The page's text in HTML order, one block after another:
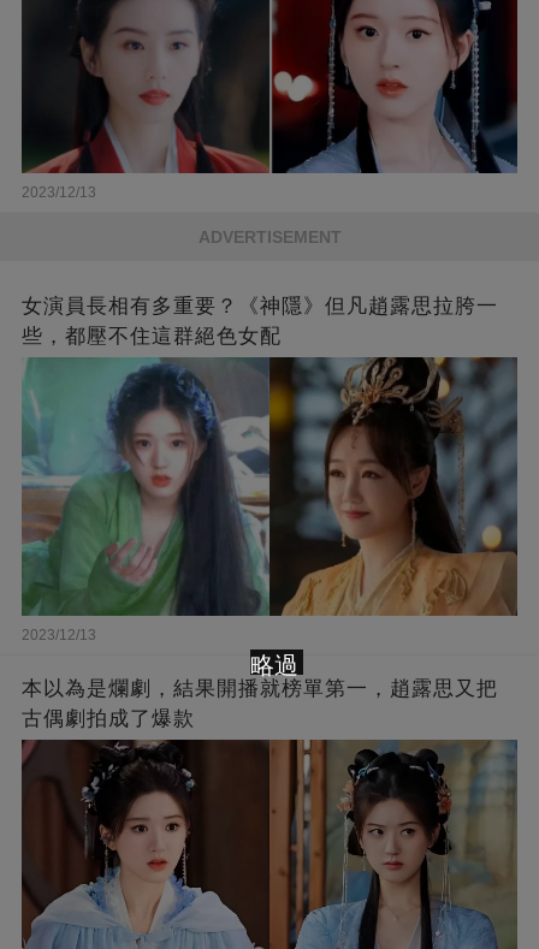
2023/12/13
ADVERTISEMENT
女演員長相有多重要？《神隱》但凡趙露思拉胯一
些，都壓不住這群絕色女配
2023/12/13
本以為是爛劇，結果開播就榜單第一，趙露思又把
古偶劇拍成了爆款
略過